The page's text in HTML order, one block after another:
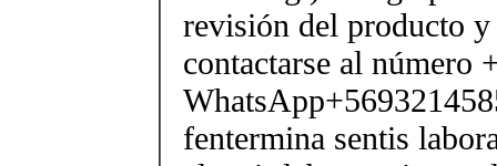
revisión del producto
contactarse al número
fentermina sentis